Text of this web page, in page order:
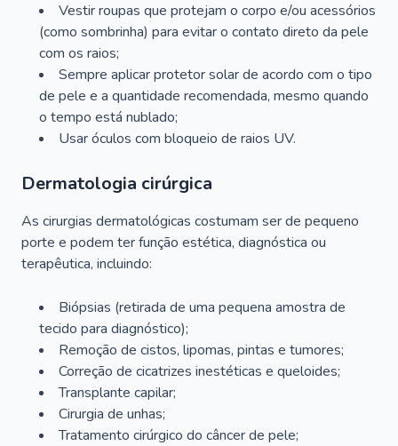
Vestir roupas que protejam o corpo e/ou acessórios
(como sombrinha) para evitar o contato direto da pele
com os raios;
Sempre aplicar protetor solar de acordo com o tipo
de pele e a quantidade recomendada, mesmo quando
o tempo está nublado;
Usar óculos com bloqueio de raios UV.
Dermatologia cirúrgica
As cirurgias dermatológicas costumam ser de pequeno
porte e podem ter função estética, diagnóstica ou
terapêutica, incluindo:
Biópsias (retirada de uma pequena amostra de
tecido para diagnóstico);
Remoção de cistos, lipomas, pintas e tumores;
Correção de cicatrizes inestéticas e queloides;
Transplante capilar;
Cirurgia de unhas;
Tratamento cirúrgico do câncer de pele;